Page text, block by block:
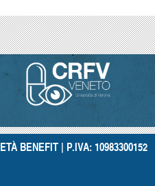
BENEFIT | P.IVA: 10983300152